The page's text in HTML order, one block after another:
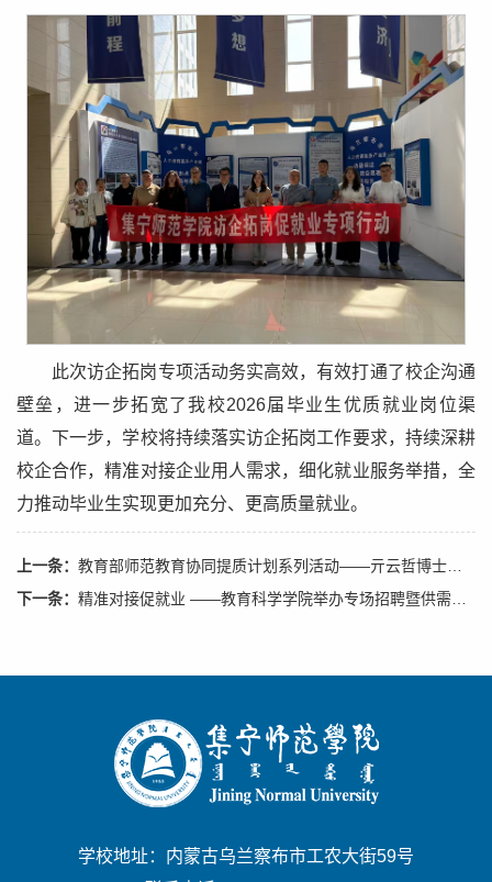
此次访企拓岗专项活动务实高效，有效打通了校企沟通
壁垒，进一步拓宽了我校2026届毕业生优质就业岗位渠
道。下一步，学校将持续落实访企拓岗工作要求，持续深耕
校企合作，精准对接企业用人需求，细化就业服务举措，全
力推动毕业生实现更加充分、更高质量就业。
上一条： 教育部师范教育协同提质计划系列活动——亓云哲博士钢琴教学音乐会在我院圆满举办
下一条： 精准对接促就业 ——教育科学学院举办专场招聘暨供需对接座谈会
学校地址：内蒙古乌兰察布市工农大街59号